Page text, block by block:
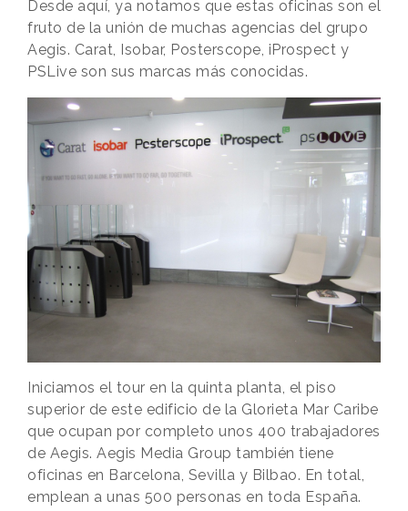
Desde aquí, ya notamos que estas oficinas son el
fruto de la unión de muchas agencias del grupo
Aegis. Carat, Isobar, Posterscope, iProspect y
PSLive son sus marcas más conocidas.
Iniciamos el tour en la quinta planta, el piso
superior de este edificio de la Glorieta Mar Caribe
que ocupan por completo unos 400 trabajadores
de Aegis. Aegis Media Group también tiene
oficinas en Barcelona, Sevilla y Bilbao. En total,
emplean a unas 500 personas en toda España.